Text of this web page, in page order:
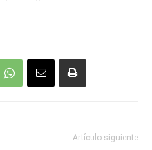
Artículo siguiente